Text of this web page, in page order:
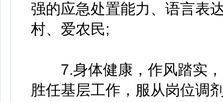
强的应急处置能力、语言表
村、爱农民;
7.身体健康，作风踏实，
胜任基层工作，服从岗位调